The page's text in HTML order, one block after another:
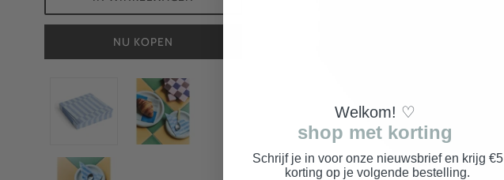
NU KOPEN
Welkom! ♡
shop met korting
Schrijf je in voor onze nieuwsbrief en krijg €5
korting op je volgende bestelling.